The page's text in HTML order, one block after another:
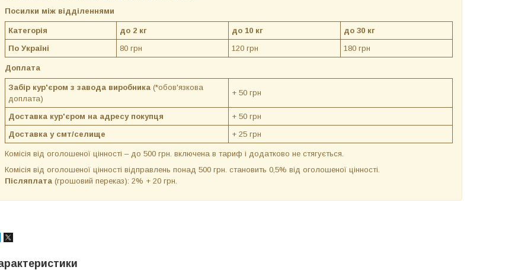
Посилки між відділеннями
Категорія до 2 кг до 10 кг
до 30 кг
По Україні
80 грн 120 грн 180 грн
Доплата
Забір кур'єром з завода виробника (*обов'язкова
доплата)
+ 50 грн
Доставка кур'єром на адресу покупця
+ 50 грн
Доставка у смт/селище
+ 25 грн
Комісія від оголошеної цінності – до 500 грн. включена в тариф і додатково не стягується.
Комісія від оголошеної цінності відправлень понад 500 грн. становить 0,5% від оголошеної цінності.
Післяплата (грошовий переказ): 2% + 20 грн.